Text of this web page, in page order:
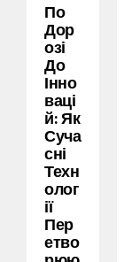
По
Дор
Озі
До
Інно
Ваці
Й: Як
Суча
Сні
Техн
Олог
Ії
Пер
Етво